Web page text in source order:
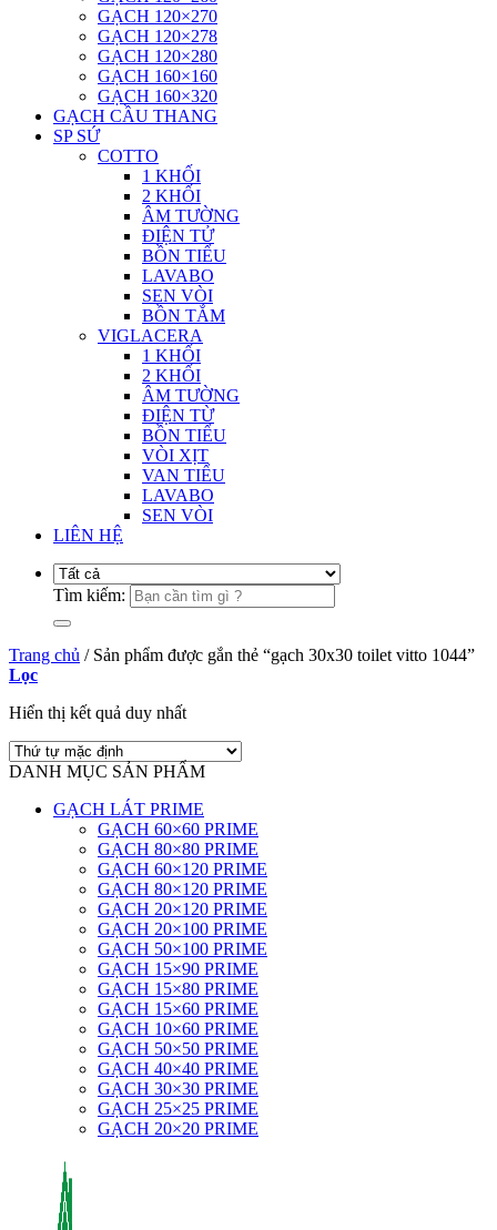
GẠCH 120×270
GẠCH 120×278
GẠCH 120×280
GẠCH 160×160
GẠCH 160×320
GẠCH CẦU THANG
SP SỨ
COTTO
1 KHỐI
2 KHỐI
ÂM TƯỜNG
ĐIỆN TỬ
BỒN TIỂU
LAVABO
SEN VÒI
BỒN TẮM
VIGLACERA
1 KHỐI
2 KHỐI
ÂM TƯỜNG
ĐIỆN TỪ
BỒN TIỂU
VÒI XỊT
VAN TIỂU
LAVABO
SEN VÒI
LIÊN HỆ
Tìm kiếm:
Trang chủ /Sản phẩm được gắn thẻ “gạch 30x30 toilet vitto 1044”
Lọc
Hiển thị kết quả duy nhất
DANH MỤC SẢN PHẨM
GẠCH LÁT PRIME
GẠCH 60×60 PRIME
GẠCH 80×80 PRIME
GẠCH 60×120 PRIME
GẠCH 80×120 PRIME
GẠCH 20×120 PRIME
GẠCH 20×100 PRIME
GẠCH 50×100 PRIME
GẠCH 15×90 PRIME
GẠCH 15×80 PRIME
GẠCH 15×60 PRIME
GẠCH 10×60 PRIME
GẠCH 50×50 PRIME
GẠCH 40×40 PRIME
GẠCH 30×30 PRIME
GẠCH 25×25 PRIME
GẠCH 20×20 PRIME